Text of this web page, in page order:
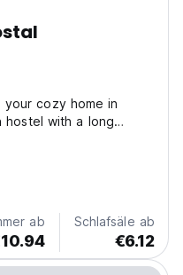
your cozy home in
hostel with a long
Our house is over
a prime tourist area,
ab Schlafsäle ab
€6.12